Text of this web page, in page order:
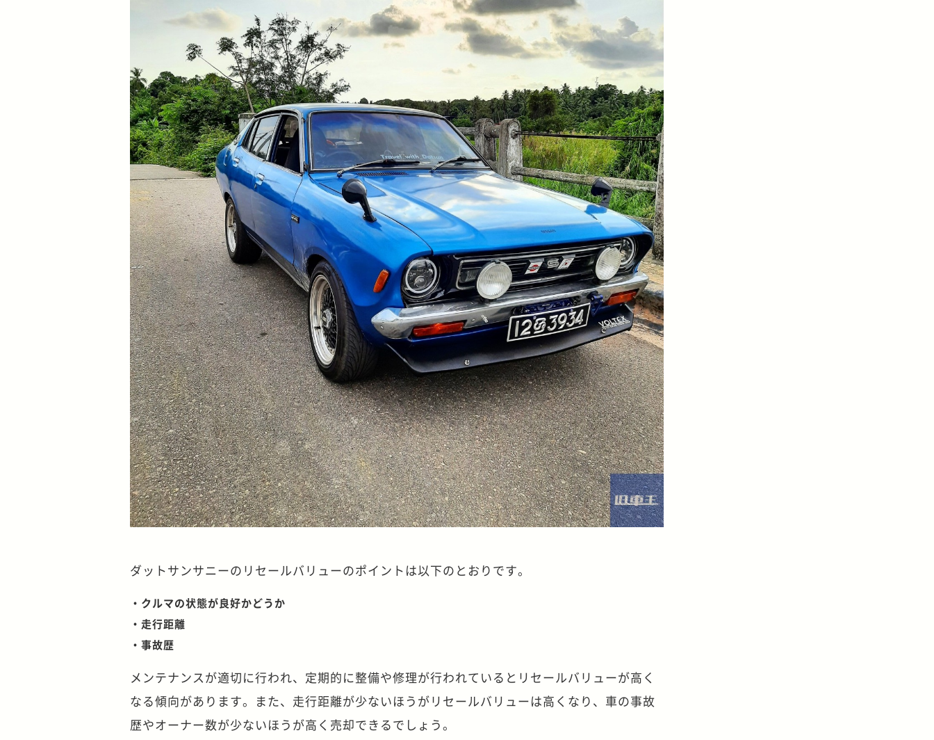
ダットサンサニーのリセールバリューのポイントは以下のとおりです。
・クルマの状態が良好かどうか
・走行距離
・事故歴
メンテナンスが適切に行われ、定期的に整備や修理が行われているとリセールバリューが高く
なる傾向があります。また、走行距離が少ないほうがリセールバリューは高くなり、車の事故
歴やオーナー数が少ないほうが高く売却できるでしょう。